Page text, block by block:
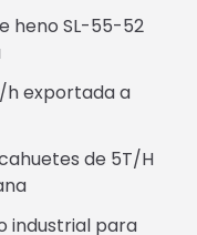
heno SL-55-52
h exportada a
de 5T/H
industrial para